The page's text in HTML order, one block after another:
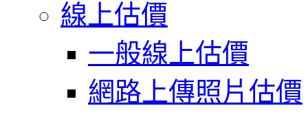
線上估價
一般線上估價
網路上傳照片估價